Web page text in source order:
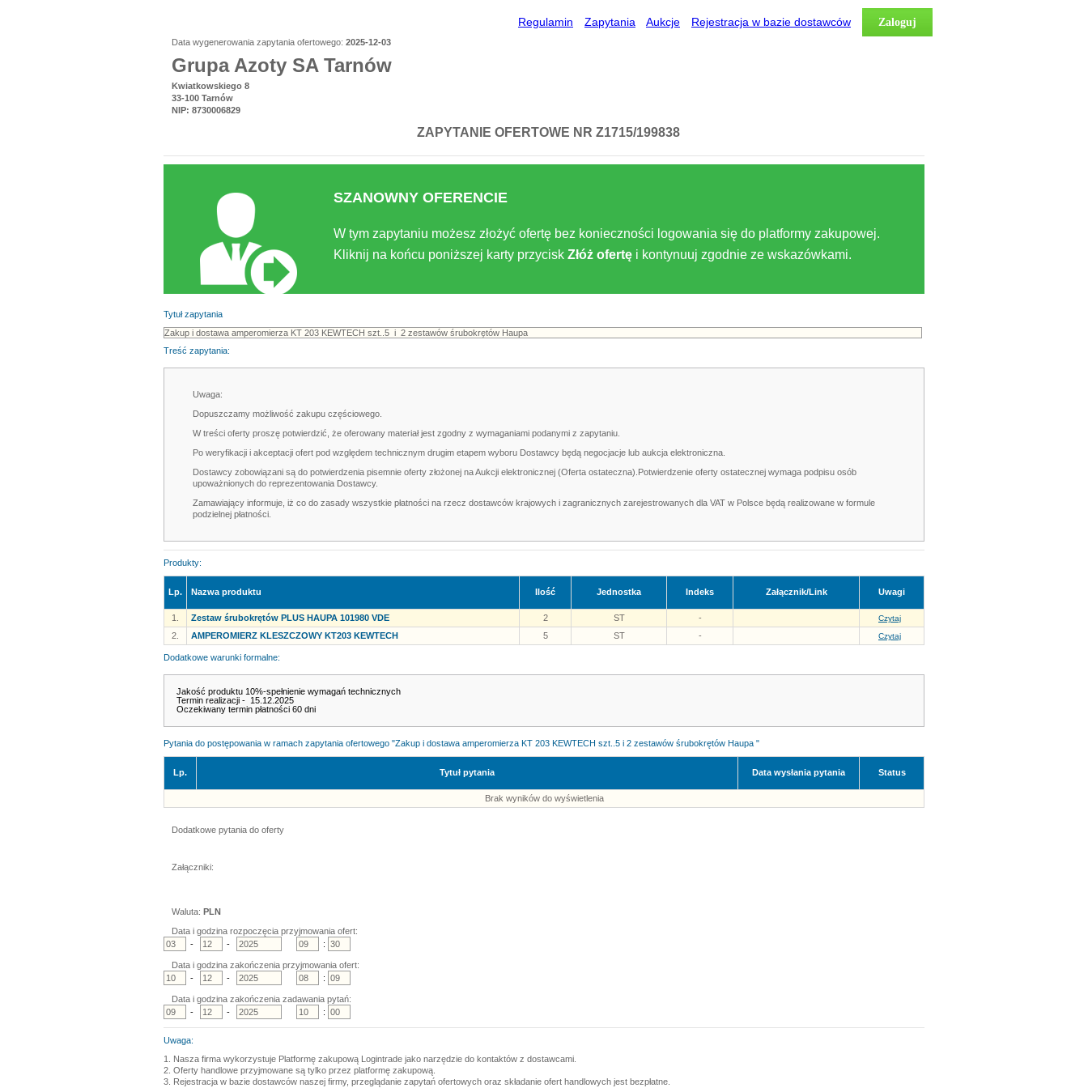
Regulamin Zapytania Aukcje Rejestracja w bazie dostawców Zaloguj
Data wygenerowania zapytania ofertowego: 2025-12-03
Grupa Azoty SA Tarnów
Kwiatkowskiego 8
33-100 Tarnów
NIP: 8730006829
ZAPYTANIE OFERTOWE NR Z1715/199838
SZANOWNY OFERENCIE
W tym zapytaniu możesz złożyć ofertę bez konieczności logowania się do platformy zakupowej.
Kliknij na końcu poniższej karty przycisk Złóż ofertę i kontynuuj zgodnie ze wskazówkami.
Tytuł zapytania
Treść zapytania:
Uwaga:
Dopuszczamy możliwość zakupu częściowego.
W treści oferty proszę potwierdzić, że oferowany materiał jest zgodny z wymaganiami podanymi z zapytaniu.
Po weryfikacji i akceptacji ofert pod względem technicznym drugim etapem wyboru Dostawcy będą negocjacje lub aukcja elektroniczna.
Dostawcy zobowiązani są do potwierdzenia pisemnie oferty złożonej na Aukcji elektronicznej (Oferta ostateczna).Potwierdzenie oferty ostatecznej wymaga podpisu osób
upoważnionych do reprezentowania Dostawcy.
Zamawiający informuje, iż co do zasady wszystkie płatności na rzecz dostawców krajowych i zagranicznych zarejestrowanych dla VAT w Polsce będą realizowane w formule
podzielnej płatności.
Produkty:
Lp. Nazwa produktu Ilość Jednostka Indeks Załącznik/Link Uwagi
1. Zestaw śrubokrętów PLUS HAUPA 101980 VDE 2 ST - Czytaj
2. AMPEROMIERZ KLESZCZOWY KT203 KEWTECH 5 ST - Czytaj
Dodatkowe warunki formalne:
Jakość produktu 10%-spełnienie wymagań technicznych
Termin realizacji - 15.12.2025
Oczekiwany termin płatności 60 dni
Pytania do postępowania w ramach zapytania ofertowego "Zakup i dostawa amperomierza KT 203 KEWTECH szt..5 i 2 zestawów śrubokrętów Haupa "
Lp. Tytuł pytania Data wysłania pytania Status
Brak wyników do wyświetlenia
Dodatkowe pytania do oferty
Załączniki:
Waluta: PLN
Data i godzina rozpoczęcia przyjmowania ofert:
-
- :
Data i godzina zakończenia przyjmowania ofert:
-
- :
Data i godzina zakończenia zadawania pytań:
-
- :
Uwaga:
1. Nasza firma wykorzystuje Platformę zakupową Logintrade jako narzędzie do kontaktów z dostawcami.
2. Oferty handlowe przyjmowane są tylko przez platformę zakupową.
3. Rejestracja w bazie dostawców naszej firmy, przeglądanie zapytań ofertowych oraz składanie ofert handlowych jest bezpłatne.